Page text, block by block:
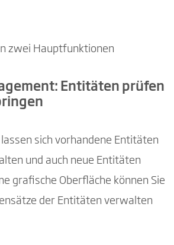
zwei Hauptfunktionen
Entitäten prüfen
sich vorhandene Entitäten
und auch neue Entitäten
grafische Oberfläche können Sie
der Entitäten verwalten